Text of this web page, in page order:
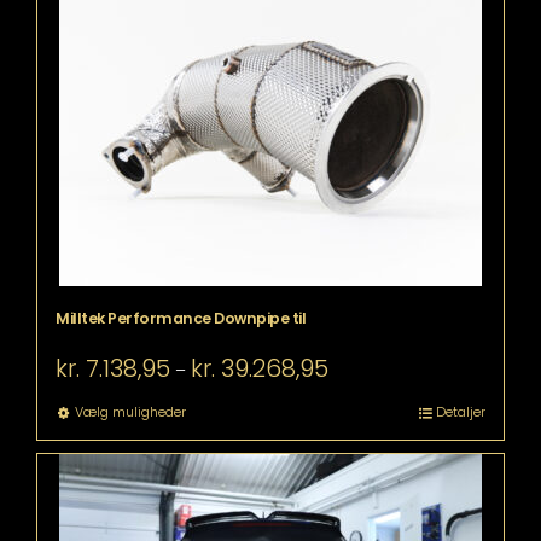
Milltek Performance Downpipe til
kr. 7.138,95 – kr. 39.268,95
Vælg mulighederDette
vare
har
flere
varianter.
Mulighederne
Detaljer